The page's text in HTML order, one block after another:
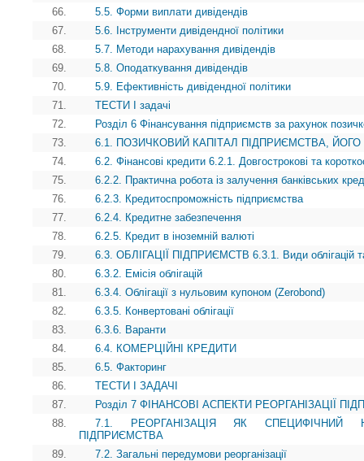
66.
5.5. Форми виплати дивідендів
67.
5.6. Інструменти дивідендної політики
68.
5.7. Методи нарахування дивідендів
69.
5.8. Оподаткування дивідендів
70.
5.9. Ефективність дивідендної політики
71.
ТЕСТИ І задачі
72.
Розділ 6 Фінансування підприємств за рахунок
73.
6.1. ПОЗИЧКОВИЙ КАПІТАЛ ПІДПРИЄМСТВА,
74.
6.2. Фінансові кредити 6.2.1. Довгострокові та
75.
6.2.2. Практична робота із залучення банківських
76.
6.2.3. Кредитоспроможність підприємства
77.
6.2.4. Кредитне забезпечення
78.
6.2.5. Кредит в іноземній валюті
79.
6.3. ОБЛІГАЦІЇ ПІДПРИЄМСТВ 6.3.1. Види облігацій
80.
6.3.2. Емісія облігацій
81.
6.3.4. Облігації з нульовим купоном (Zerobond)
82.
6.3.5. Конвертовані облігації
83.
6.3.6. Варанти
84.
6.4. КОМЕРЦІЙНІ КРЕДИТИ
85.
6.5. Факторинг
86.
ТЕСТИ І ЗАДАЧІ
87.
Розділ 7 ФІНАНСОВІ АСПЕКТИ РЕОРГАНІЗАЦІЇ
88.
7.1. РЕОРГАНІЗАЦІЯ ЯК СПЕЦИФІЧНИЙ
ПІДПРИЄМСТВА
89.
7.2. Загальні передумови реорганізації